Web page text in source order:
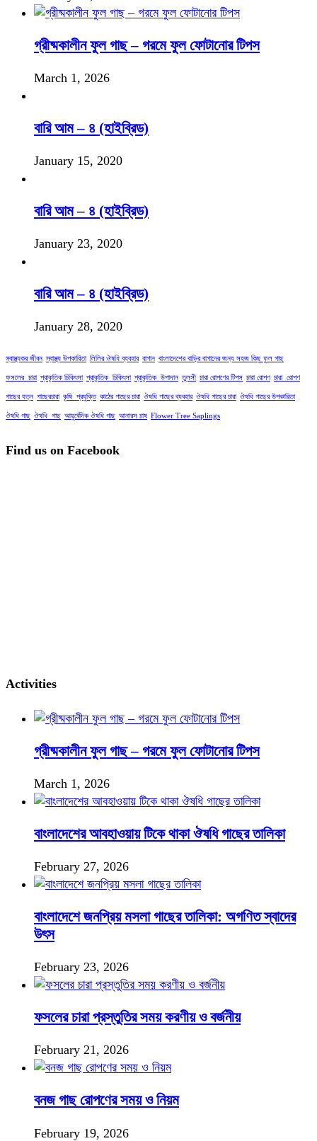
গ্রীষ্মকালীন ফুল গাছ – গরমে ফুল ফোটানোর টিপস
March 1, 2026
বারি আম – ৪ (হাইব্রিড)
January 15, 2020
বারি আম – ৪ (হাইব্রিড)
January 23, 2020
বারি আম – ৪ (হাইব্রিড)
January 28, 2020
স্বাস্থ্যকর জীবন স্বাস্থ্য উপকারিতা লিলির ঔষধি ব্যবহার বাগান বাংলাদেশের বাড়ির বাগানের জন্য সহজ কিছু ফুল গাছ
ফসলের_চারা প্রাকৃতিক চিকিৎসা প্রাকৃতিক_চিকিৎসা প্রাকৃতিক_উপাদান তুলসী চারা রোপণের টিপস চারা রোপণ চারা_রোপণ
গাছের যত্ন গাছেরচারা কৃষি_প্রযুক্তি কাঠের গাছের চারা ঔষধি গাছের ব্যবহার ঔষধি গাছের চারা ঔষধি গাছের উপকারিতা
ঔষধি গাছ ঔষধি_গাছ আয়ুর্বেদিক ঔষধি গাছ আনারস চাষ Flower Tree Saplings
Find us on Facebook
Activities
গ্রীষ্মকালীন ফুল গাছ – গরমে ফুল ফোটানোর টিপস
March 1, 2026
বাংলাদেশের আবহাওয়ায় টিকে থাকা ঔষধি গাছের তালিকা
February 27, 2026
বাংলাদেশে জনপ্রিয় মসলা গাছের তালিকা: অগণিত স্বাদের
উৎস
February 23, 2026
ফসলের চারা প্রস্তুতির সময় করণীয় ও বর্জনীয়
February 21, 2026
বনজ গাছ রোপণের সময় ও নিয়ম
February 19, 2026